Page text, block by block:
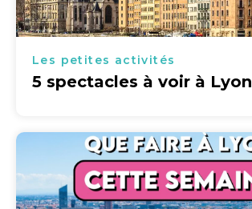
Les petites activités
5 spectacles à voir à Lyon